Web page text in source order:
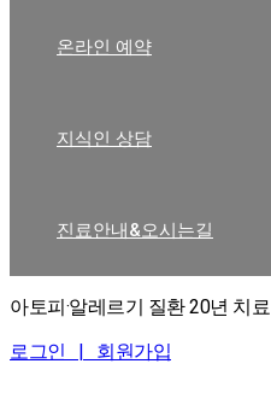
온라인 예약
지식인 상담
진료안내&오시는길
아토피·알레르기 질환 20년 치료
로그인 | 회원가입